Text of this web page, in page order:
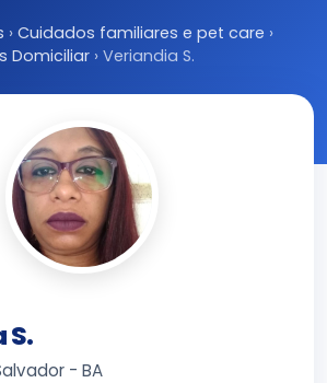
› Cuidados familiares e pet care ›
Domiciliar › Veriandia S.
- BA